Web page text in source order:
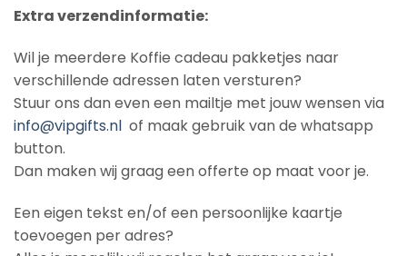
Extra verzendinformatie:
Wil je meerdere Koffie cadeau pakketjes naar
verschillende adressen laten versturen?
Stuur ons dan even een mailtje met jouw wensen via
info@vipgifts.nl of maak gebruik van de whatsapp
button.
Dan maken wij graag een offerte op maat voor je.
Een eigen tekst en/of een persoonlijke kaartje
toevoegen per adres?